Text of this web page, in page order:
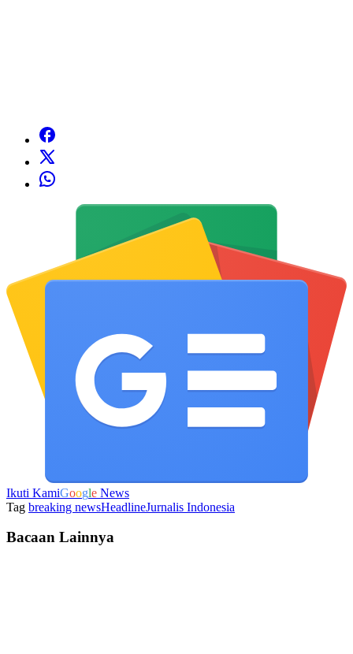
Ikuti KamiGoogle News
Tag breaking newsHeadlineJurnalis Indonesia
Bacaan Lainnya